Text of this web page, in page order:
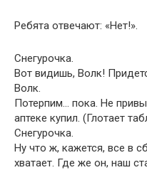
Ребята отвечают: «Нет!».
Снегурочка.
Вот видишь, Волк!
Волк.
Потерпим… пока. Не
аптеке купил. (Глотает
Снегурочка.
Ну что ж, кажется, все в
хватает. Где же он, наш